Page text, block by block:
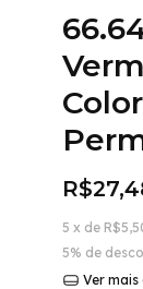
5 x de
5% de
Ver